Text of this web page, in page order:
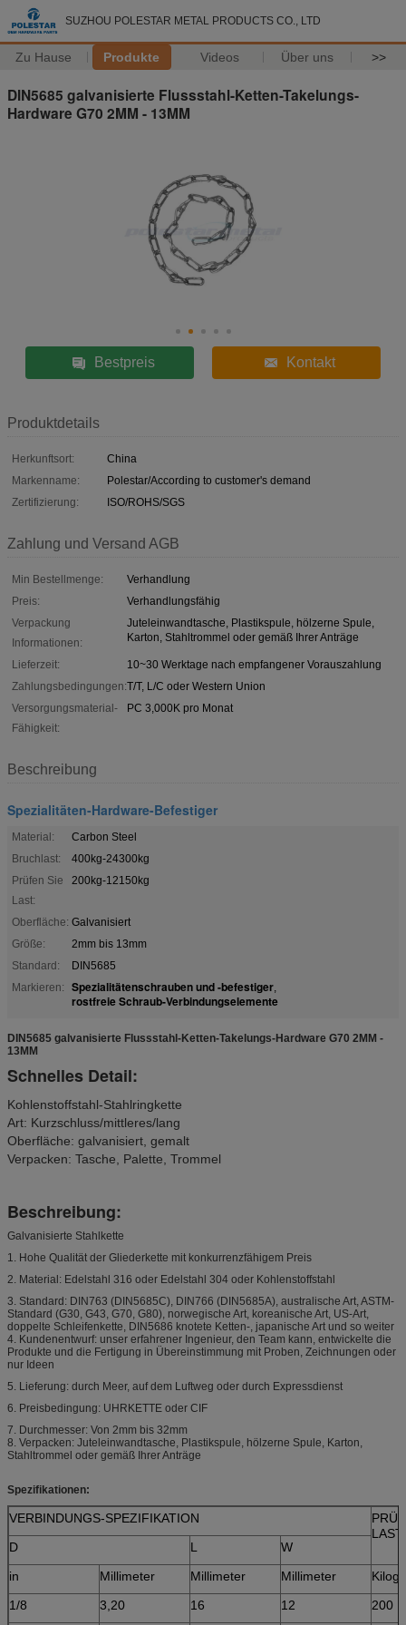
SUZHOU POLESTAR METAL PRODUCTS CO., LTD
Zu Hause Produkte Videos Über uns >>
DIN5685 galvanisierte Flussstahl-Ketten-Takelungs-
Hardware G70 2MM - 13MM
Bestpreis Kontakt
Produktdetails
Herkunftsort:
China
Markenname:
Polestar/According to customer's demand
Zertifizierung:
ISO/ROHS/SGS
Zahlung und Versand AGB
Min Bestellmenge:
Verhandlung
Preis:
Verhandlungsfähig
Verpackung
Informationen:
Juteleinwandtasche, Plastikspule, hölzerne Spule,
Karton, Stahltrommel oder gemäß Ihrer Anträge
Lieferzeit:
10~30 Werktage nach empfangener Vorauszahlung
Zahlungsbedingungen:T/T, L/C oder Western Union
Versorgungsmaterial-
Fähigkeit:
PC 3,000K pro Monat
Beschreibung
Spezialitäten-Hardware-Befestiger
Material:
Carbon Steel
Bruchlast:
400kg-24300kg
Prüfen Sie
Last:
200kg-12150kg
Oberfläche: Galvanisiert
Größe:
2mm bis 13mm
Standard:
DIN5685
Markieren:
Spezialitätenschrauben und -befestiger,
rostfreie Schraub-Verbindungselemente
DIN5685 galvanisierte Flussstahl-Ketten-Takelungs-Hardware G70 2MM -
13MM
Schnelles Detail:
Kohlenstoffstahl-Stahlringkette
Art: Kurzschluss/mittleres/lang
Oberfläche: galvanisiert, gemalt
Verpacken: Tasche, Palette, Trommel
Beschreibung:
Galvanisierte Stahlkette
1. Hohe Qualität der Gliederkette mit konkurrenzfähigem Preis
2. Material: Edelstahl 316 oder Edelstahl 304 oder Kohlenstoffstahl
3. Standard: DIN763 (DIN5685C), DIN766 (DIN5685A), australische Art, ASTM-
Standard (G30, G43, G70, G80), norwegische Art, koreanische Art, US-Art,
doppelte Schleifenkette, DIN5686 knotete Ketten-, japanische Art und so weiter
4. Kundenentwurf: unser erfahrener Ingenieur, den Team kann, entwickelte die
Produkte und die Fertigung in Übereinstimmung mit Proben, Zeichnungen oder
nur Ideen
5. Lieferung: durch Meer, auf dem Luftweg oder durch Expressdienst
6. Preisbedingung: UHRKETTE oder CIF
7. Durchmesser: Von 2mm bis 32mm
8. Verpacken: Juteleinwandtasche, Plastikspule, hölzerne Spule, Karton,
Stahltrommel oder gemäß Ihrer Anträge
Spezifikationen:
VERBINDUNGS-SPEZIFIKATION
LAST
D
L
W
in
Millimeter Millimeter Millimeter
1/8
3,20 16 12
200